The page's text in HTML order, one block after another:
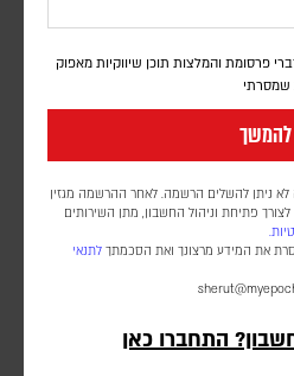
פרסומת והמלצות תוכן שיווקיות מאפוק
להמשך
לא ניתן להשלים הרשמה. לאחר ההרשמה מגזין
פתיחת וניהול החשבון, מתן השירותים
את המידע מרצונך ואת הסכמתך לתנאי
התחברו כאן
למשבר אספקה ממשי